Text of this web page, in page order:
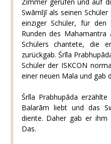
Swāmījī als seinen
einziger Schüler, für den
Runden des
Schülers chantete, die
zurückgab. Śrīla
Schüler der ISKCON
einer neuen Mala und gab
Śrīla Prabhupāda
Balarām liebt und das
diente. Daher gab er ihm
Das.